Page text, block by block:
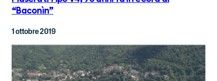
“Baconìn”
1 ottobre 2019